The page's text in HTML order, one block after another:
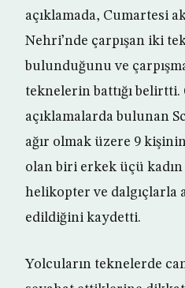
açıklamada, Cumartesi
Nehri’nde çarpışan iki
bulunduğunu ve
teknelerin battığı belirtti.
açıklamalarda bulunan
ağır olmak üzere 9
olan biri erkek üçü
helikopter ve dalgıçlarla
edildiğini kaydetti.
Yolcuların teknelerde